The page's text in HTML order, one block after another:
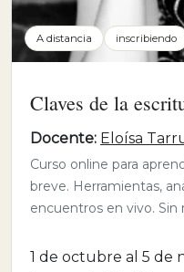
A distancia inscribiendo
Claves de la
Docente: Eloísa
Curso online para
breve. Herramientas,
encuentros en vivo. Sin
1 de octubre al 5 de